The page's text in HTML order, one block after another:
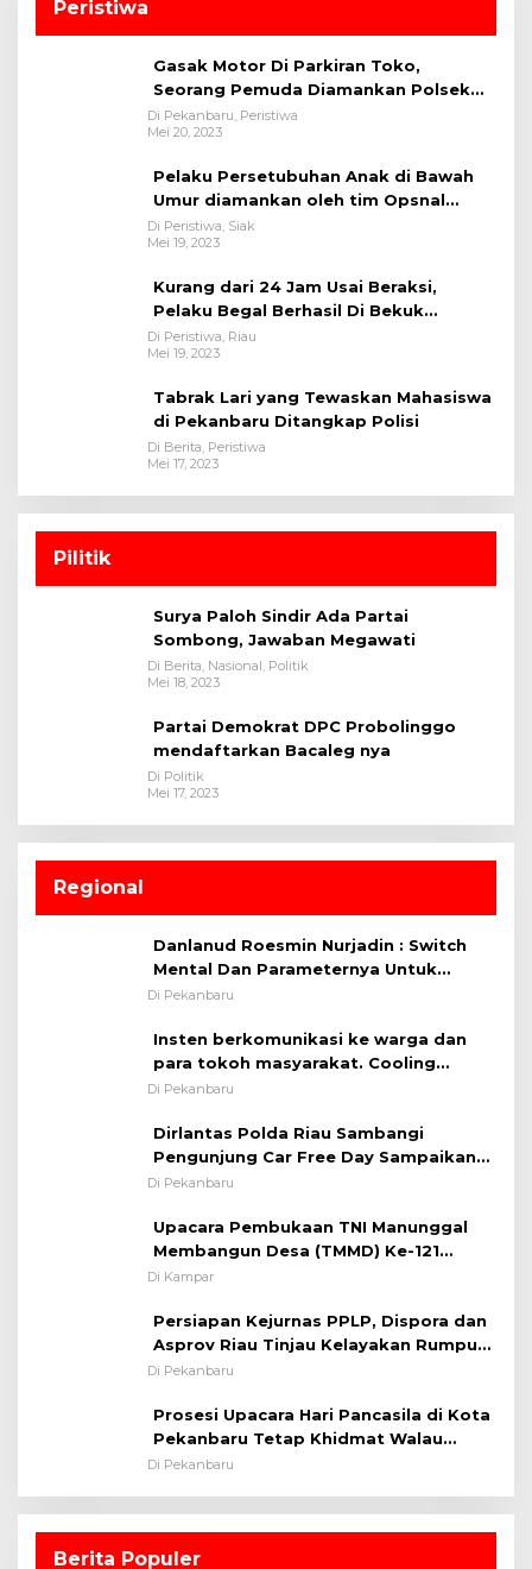
Peristiwa
Gasak Motor Di Parkiran Toko,
Seorang Pemuda Diamankan Polsek
Bukit Raya
Di Pekanbaru, Peristiwa
Mei 20, 2023
Pelaku Persetubuhan Anak di Bawah
Umur diamankan oleh tim Opsnal
Polsek Tualang-Polres Siak-Polda Riau
Di Peristiwa, Siak
Mei 19, 2023
Kurang dari 24 Jam Usai Beraksi,
Pelaku Begal Berhasil Di Bekuk
Satreskrim Polres Kuansing
Di Peristiwa, Riau
Mei 19, 2023
Tabrak Lari yang Tewaskan Mahasiswa
di Pekanbaru Ditangkap Polisi
Di Berita, Peristiwa
Mei 17, 2023
Pilitik
Surya Paloh Sindir Ada Partai
Sombong, Jawaban Megawati
Di Berita, Nasional, Politik
Mei 18, 2023
Partai Demokrat DPC Probolinggo
mendaftarkan Bacaleg nya
Di Politik
Mei 17, 2023
Regional
Danlanud Roesmin Nurjadin : Switch
Mental Dan Parameternya Untuk
Melaksanakan ✈
Di Pekanbaru
Insten berkomunikasi ke warga dan
para tokoh masyarakat. Cooling
System OMP LK ²024 Polsek Rumbai,
Pentingnya Memelihara dan Menjaga
Situasi Kondusif
Di Pekanbaru
Dirlantas Polda Riau Sambangi
Pengunjung Car Free Day Sampaikan
Pesan Edukasi Kamtibmas &
Di Pekanbaru
Upacara Pembukaan TNI Manunggal
Membangun Desa (TMMD) Ke-121
Kodim 0313/KPR Tahun 2024) ?
Di Kampar
Persiapan Kejurnas PPLP, Dispora dan
Asprov Riau Tinjau Kelayakan Rumput
Lapangan Sepakbola
Di Pekanbaru
Prosesi Upacara Hari Pancasila di Kota
Pekanbaru Tetap Khidmat Walau
Dalam Ruangan
Di Pekanbaru
Berita Populer